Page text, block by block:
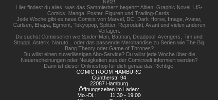
Netz!
Hier findest du alles, was das Sammlerherz begehrt: Alben, Graphic Novel, US-
Comics, Manga, Poster, Figuren und Trading-Cards.
Jede Woche gibt es neue Comics von Marvel, DC, Dark Horse, Image, Avatar,
Carlsen, Ehapa, Egmont, Tokyopop, Splitter, Reprodukt, Avant und vielen anderen
Verlagen.
Du suchst Comicserien wie Spider-Man, Batman, Deadpool, Avengers, Tim und
Struppi, Asterix, Naruto... oder das passende Merchandise zu Serien wie The Big
Bang Theory oder Game of Thrones?
Du willst einen zuverlässigen Abo-Service? Du willst jede Woche über die
Neuerscheinungen oder Neuigkeiten aus der Comicwelt informiert werden?
Dann ist dieser Onlineshop für dich genau das Richtige!
COMIC ROOM HAMBURG
Güntherstr. 94
22087 Hamburg
Öffnungszeiten im Laden:
Mo.-Di.:
11.30 - 19.00